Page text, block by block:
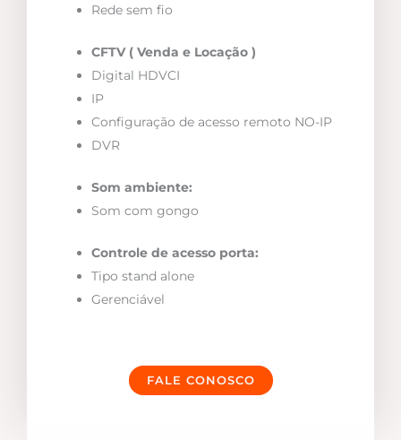
Rede sem fio
CFTV ( Venda e Locação )
Digital HDVCI
IP
Configuração de acesso remoto NO-IP
DVR
Som ambiente:
Som com gongo
Controle de acesso porta:
Tipo stand alone
Gerenciável
FALE CONOSCO